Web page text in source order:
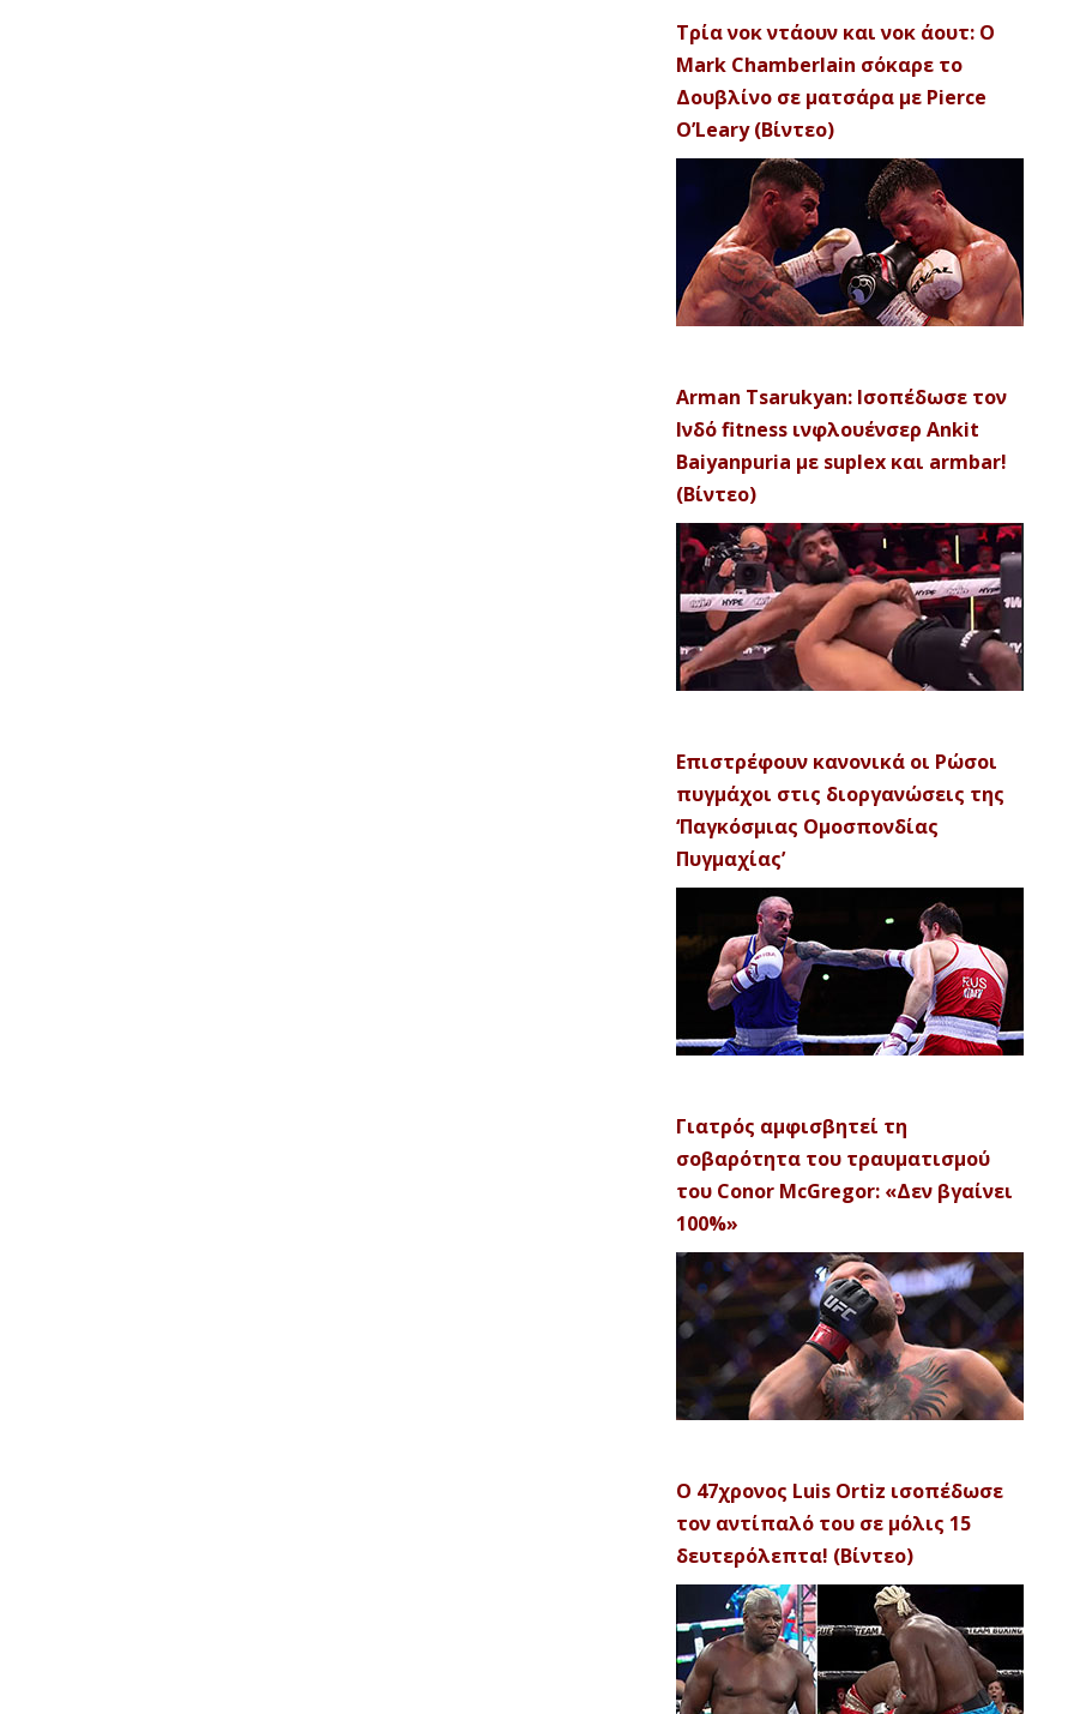
Τρία νοκ ντάουν και νοκ άουτ: Ο
Mark Chamberlain σόκαρε το
Δουβλίνο σε ματσάρα με Pierce
O’Leary (Βίντεο)
Arman Tsarukyan: Ισοπέδωσε τον
Ινδό fitness ινφλουένσερ Ankit
Baiyanpuria με suplex και armbar!
(Βίντεο)
Επιστρέφουν κανονικά οι Ρώσοι
πυγμάχοι στις διοργανώσεις της
‘Παγκόσμιας Ομοσπονδίας
Πυγμαχίας’
Γιατρός αμφισβητεί τη
σοβαρότητα του τραυματισμού
του Conor McGregor: «Δεν βγαίνει
100%»
Ο 47χρονος Luis Ortiz ισοπέδωσε
τον αντίπαλό του σε μόλις 15
δευτερόλεπτα! (Βίντεο)